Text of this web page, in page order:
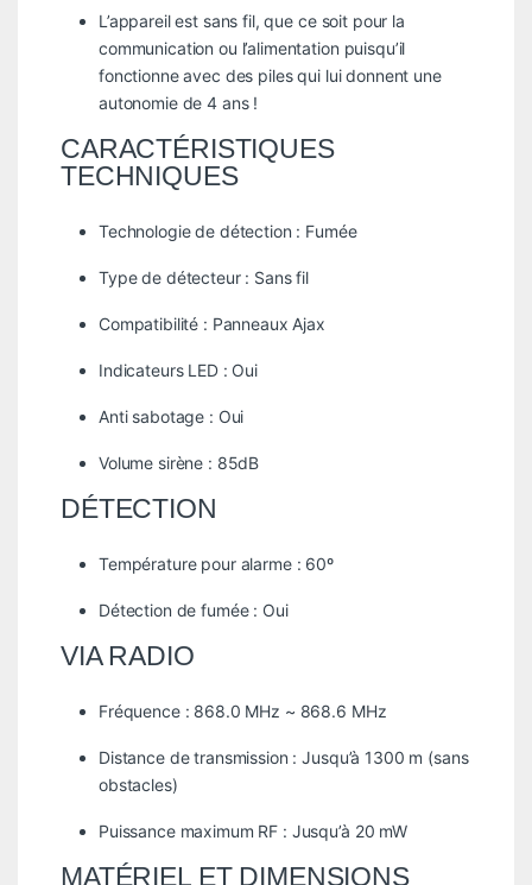
L’appareil est sans fil, que ce soit pour la
communication ou l’alimentation puisqu’il
fonctionne avec des piles qui lui donnent une
autonomie de 4 ans !
CARACTÉRISTIQUES
TECHNIQUES
Technologie de détection : Fumée
Type de détecteur : Sans fil
Compatibilité : Panneaux Ajax
Indicateurs LED : Oui
Anti sabotage : Oui
Volume sirène : 85dB
DÉTECTION
Température pour alarme : 60º
Détection de fumée : Oui
VIA RADIO
Fréquence : 868.0 MHz ~ 868.6 MHz
Distance de transmission : Jusqu’à 1300 m (sans
obstacles)
Puissance maximum RF : Jusqu’à 20 mW
MATÉRIEL ET DIMENSIONS